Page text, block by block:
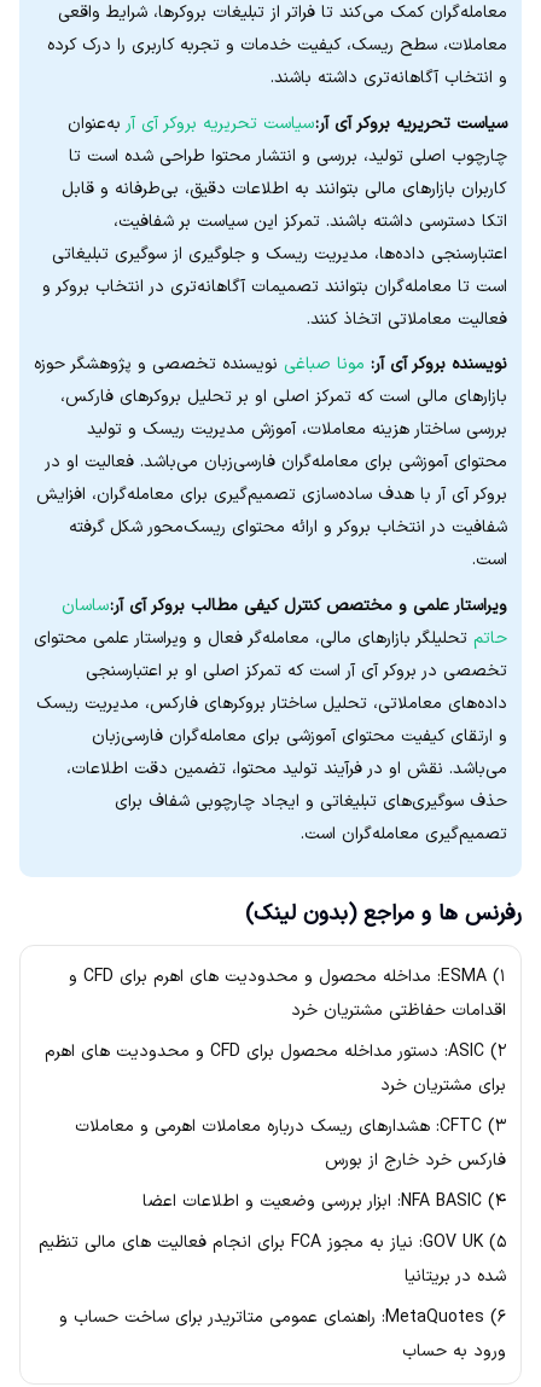
معامله‌گران کمک می‌کند تا فراتر از تبلیغات بروکرها، شرایط واقعی
معاملات، سطح ریسک، کیفیت خدمات و تجربه کاربری را درک کرده
و انتخاب آگاهانه‌تری داشته باشند.
سیاست تحریریه بروکر آی آر:سیاست تحریریه بروکر آی آر به‌عنوان
چارچوب اصلی تولید، بررسی و انتشار محتوا طراحی شده است تا
کاربران بازارهای مالی بتوانند به اطلاعات دقیق، بی‌طرفانه و قابل
اتکا دسترسی داشته باشند. تمرکز این سیاست بر شفافیت،
اعتبارسنجی داده‌ها، مدیریت ریسک و جلوگیری از سوگیری تبلیغاتی
است تا معامله‌گران بتوانند تصمیمات آگاهانه‌تری در انتخاب بروکر و
فعالیت معاملاتی اتخاذ کنند.
نویسنده بروکر آی آر: مونا صباغی نویسنده تخصصی و پژوهشگر حوزه
بازارهای مالی است که تمرکز اصلی او بر تحلیل بروکرهای فارکس،
بررسی ساختار هزینه معاملات، آموزش مدیریت ریسک و تولید
محتوای آموزشی برای معامله‌گران فارسی‌زبان می‌باشد. فعالیت او در
بروکر آی آر با هدف ساده‌سازی تصمیم‌گیری برای معامله‌گران، افزایش
شفافیت در انتخاب بروکر و ارائه محتوای ریسک‌محور شکل گرفته
است.
ویراستار علمی و مختصص کنترل کیفی مطالب بروکر آی آر:ساسان
حاتم تحلیلگر بازارهای مالی، معامله‌گر فعال و ویراستار علمی محتوای
تخصصی در بروکر آی آر است که تمرکز اصلی او بر اعتبارسنجی
داده‌های معاملاتی، تحلیل ساختار بروکرهای فارکس، مدیریت ریسک
و ارتقای کیفیت محتوای آموزشی برای معامله‌گران فارسی‌زبان
می‌باشد. نقش او در فرآیند تولید محتوا، تضمین دقت اطلاعات،
حذف سوگیری‌های تبلیغاتی و ایجاد چارچوبی شفاف برای
تصمیم‌گیری معامله‌گران است.
رفرنس ها و مراجع (بدون لینک)
۱) ESMA: مداخله محصول و محدودیت های اهرم برای CFD و
اقدامات حفاظتی مشتریان خرد
۲) ASIC: دستور مداخله محصول برای CFD و محدودیت های اهرم
برای مشتریان خرد
۳) CFTC: هشدارهای ریسک درباره معاملات اهرمی و معاملات
فارکس خرد خارج از بورس
۴) NFA BASIC: ابزار بررسی وضعیت و اطلاعات اعضا
۵) GOV UK: نیاز به مجوز FCA برای انجام فعالیت های مالی تنظیم
شده در بریتانیا
۶) MetaQuotes: راهنمای عمومی متاتریدر برای ساخت حساب و
ورود به حساب